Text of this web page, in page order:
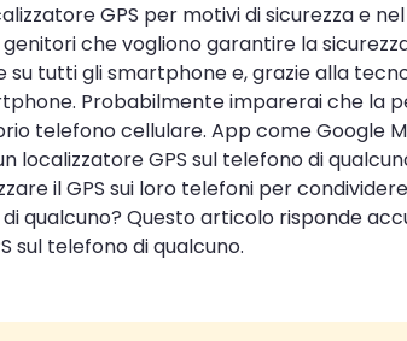
GPS per motivi di sicurezza e
che vogliono garantire la
tutti gli smartphone e, grazie alla
Probabilmente imparerai che la
telefono cellulare. App come Google
localizzatore GPS sul telefono di
il GPS sui loro telefoni per
qualcuno? Questo articolo risponde
sul telefono di qualcuno.